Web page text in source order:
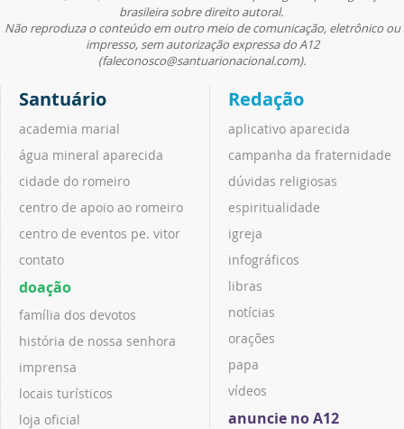
brasileira sobre direito autoral.
Não reproduza o conteúdo em outro meio de comunicação, eletrônico ou
impresso, sem autorização expressa do A12
(faleconosco@santuarionacional.com).
Santuário
academia marial
água mineral aparecida
cidade do romeiro
centro de apoio ao romeiro
centro de eventos pe. vitor
contato
doação
família dos devotos
história de nossa senhora
imprensa
locais turísticos
loja oficial
Redação
aplicativo aparecida
campanha da fraternidade
dúvidas religiosas
espiritualidade
igreja
infográficos
libras
notícias
orações
papa
vídeos
anuncie no A12